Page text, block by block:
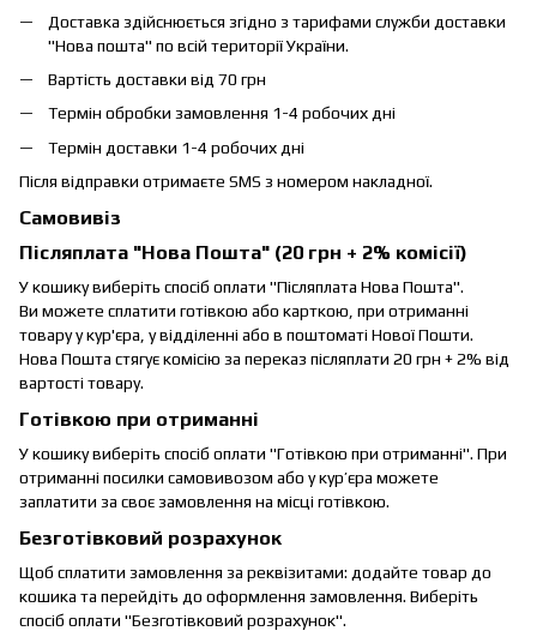
Доставка здійснюється згідно з тарифами служби доставки
"Нова пошта" по всій території України.
Вартість доставки від 70 грн
Термін обробки замовлення 1-4 робочих дні
Термін доставки 1-4 робочих дні
Після відправки отримаєте SMS з номером накладної.
Самовивіз
Післяплата "Нова Пошта" (20 грн + 2% комісії)
У кошику виберіть спосіб оплати "Післяплата Нова Пошта".
Ви можете сплатити готівкою або карткою, при отриманні
товару у кур'єра, у відділенні або в поштоматі Нової Пошти.
Нова Пошта стягує комісію за переказ післяплати 20 грн + 2% від
вартості товару.
Готівкою при отриманні
У кошику виберіть спосіб оплати "Готівкою при отриманні". При
отриманні посилки самовивозом або у кур’єра можете
заплатити за своє замовлення на місці готівкою.
Безготівковий розрахунок
Щоб сплатити замовлення за реквізитами: додайте товар до
кошика та перейдіть до оформлення замовлення. Виберіть
спосіб оплати "Безготівковий розрахунок".